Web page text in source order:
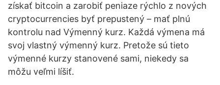
získať bitcoin a zarobiť peniaze rýchlo z nových
cryptocurrencies byť prepustený – mať plnú
kontrolu nad Výmenný kurz. Každá výmena má
svoj vlastný výmenný kurz. Pretože sú tieto
výmenné kurzy stanovené sami, niekedy sa
môžu veľmi líšiť.